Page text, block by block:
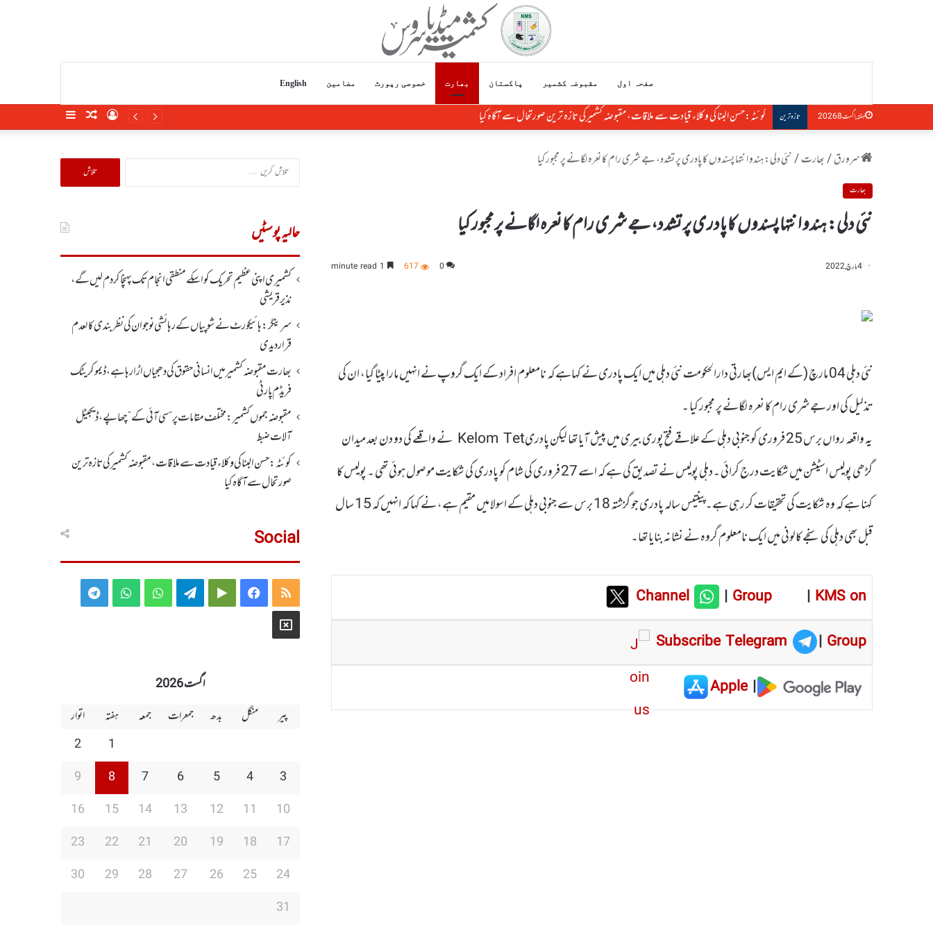
صفحہ اول مقبوضہ کشمیر پاکستان بھارت خصوصی رپورٹ مضامین English
ہفتہ, اگست 8 2026 تازہ ترین کوئٹہ:حسن البنا کی وکلاء قیادت سے ملاقات، مقبوضہ کشمیرکی تازہ ترین صورتحال سے آگاہ کیا SidebarRandomLog
سرورق/بھارت/نئی دلی: ہندو انتہا پسندوں کا پادری پر تشدد، جے شری رام کا نعرہ لگانے پر مجبور کیا
بھارت
نئی دلی: ہندو انتہا پسندوں کا پادری پر تشدد، جے شری رام کا نعرہ لگانے پر مجبور کیا
4 مارچ, 2022 0
617
نئی دہلی 04 مارچ (کے ایم ایس)بھارتی دارالحکومت نئی دہلی میں ایک پادری نے کہاہے کہ نامعلوم افراد کے ایک گروپ نے انہیں مارا پیٹا گیا، ان کی
تذلیل کی اور جے شری رام کا نعرہ لگانے پر مجبور کیا ۔
یہ واقعہ رواں برس 25 فروری کو جنوبی دہلی کے علاقے فتح پوری بیری میں پیش آیا تھا لیکن پادریKelom Tet نے واقعے کی دو دن بعد میدان
گڑھی پولیس اسٹیشن میں شکایت درج کرائی ۔دہلی پولیس نے تصدیق کی ہے کہ اسے 27 فروری کی شام کو پادری کی شکایت موصول ہوئی تھی ۔ پولیس کا
کہنا ہے کہ وہ شکایت کی تحقیقات کر رہی ہے۔پینتیس سالہ پادری جو گزشتہ 18 برس سے جنوبی دہلی کے اسولا میں مقیم ہے، نے کہا کہ انہیں کہ 15 سال
قبل بھی دہلی کی سنجے کالونی میں ایک نامعلوم گروہ نے نشانہ بنایا تھا۔
Channel |Group | KMS on
Subscribe Telegram
| Group
|
Apple
تلاش
کریں
حالیہ پوسٹیں
کشمیری اپنی عظیم تحریک کو اسکے منطقی انجام تک پہنچا کر دم لیں گے،
نذیر قریشی
سرینگر:ہائیکورٹ نے شوپیاں کے رہائشی نوجوان کی نظربندی کالعدم
قرار دیدی
بھارت مقبوضہ کشمیر میں انسانی حقوق کی دھجیاں اڑا رہا ہے، ڈیموکریٹک
فریڈم پارٹی
مقبوضہ جموں کشمیر:مختلف مقامات پر ”سی آئی کے” چھاپے، ڈیجیٹل
آلات ضبط
کوئٹہ:حسن البنا کی وکلاء قیادت سے ملاقات، مقبوضہ کشمیرکی تازہ ترین
صورتحال سے آگاہ کیا
Social
RSS
Facebook
Google
Telegram
WhatsApp
WhatsApp
Telegram
X
اگست 2026
پیر
منگل بدھ جمعرات جمعہ ہفتہ
اتوار
1
2
3
4
5
6
7
8
9
10
11
12
13
14
15
16
17
18
19
20
21
22
23
24
25
26
27
28
29
30
31